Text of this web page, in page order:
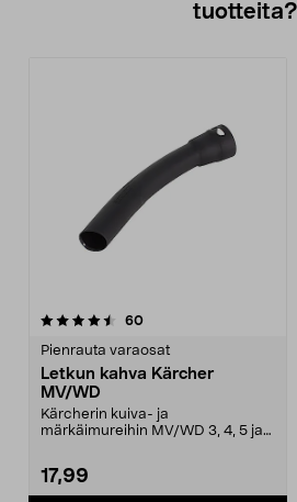
tuotteita?
60arvostelut
Pienrauta varaosat
Letkun kahva Kärcher
MV/WD
Kärcherin kuiva- ja
märkäimureihin MV/WD 3, 4, 5 ja
17,99
4.5viidestä